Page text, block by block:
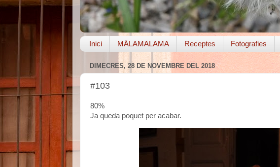
Inici MĀLAMALAMA Receptes Fotografies
DIMECRES, 28 DE NOVEMBRE DEL 2018
#103
80%
Ja queda poquet per acabar.